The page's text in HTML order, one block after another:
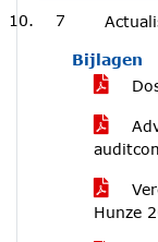
7
Bijlagen
Hunze